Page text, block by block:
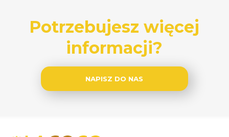
Potrzebujesz więcej
informacji?
NAPISZ DO NAS